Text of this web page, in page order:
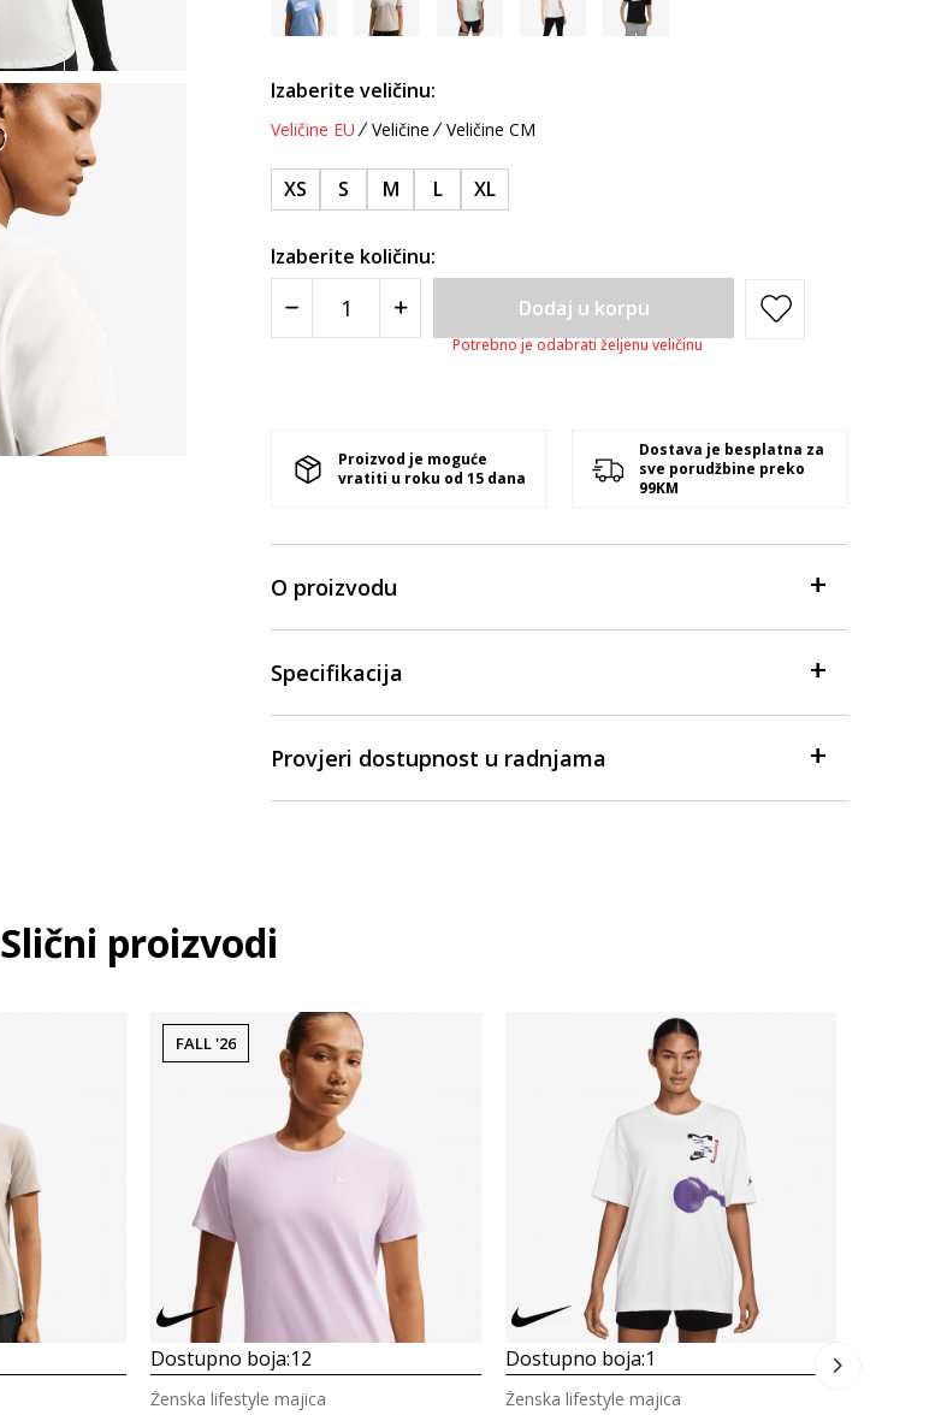
Izaberite veličinu:
Veličine EU Veličine Veličine CM
XS S M L XL
Izaberite količinu:
Dodaj u korpu
Potrebno je odabrati željenu veličinu
Proizvod je moguće
vratiti u roku od 15 dana
Dostava je besplatna za
sve porudžbine preko
99KM
O proizvodu
Specifikacija
Provjeri dostupnost u radnjama
Slični proizvodi
FALL '26
Dostupno boja:12
Ženska lifestyle majica
Dostupno boja:1
Ženska lifestyle majica